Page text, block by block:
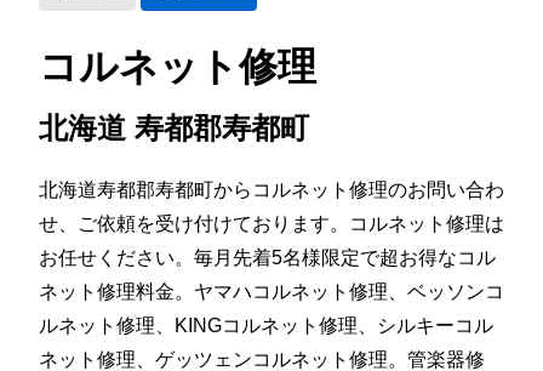
コルネット修理
北海道 寿都郡寿都町
北海道寿都郡寿都町からコルネット修理のお問い合わ
せ、ご依頼を受け付けております。コルネット修理は
お任せください。毎月先着5名様限定で超お得なコル
ネット修理料金。ヤマハコルネット修理、ベッソンコ
ルネット修理、KINGコルネット修理、シルキーコル
ネット修理、ゲッツェンコルネット修理。管楽器修